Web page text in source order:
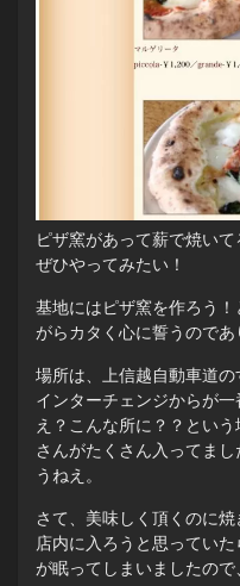
ピザ窯があって薪で焼い
ぜひやってみたい！
基地にはピザ窯を作ろう
がらカタく心に誓うのであ
場所は、上信越自動車道
インターチェンジからが
え？こんな所に？？とい
さんがたくさん入ってま
うねえ。
さて、美味しく頂くのに焼
店内に入ろうと思ってい
が眠ってしまいましたので